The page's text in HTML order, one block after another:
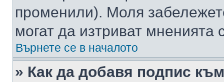
променили). Моля
могат да изтриват мненията
Върнете се в началото
» Как да добавя подпис